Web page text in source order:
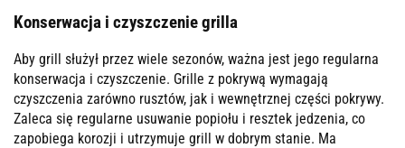
Konserwacja i czyszczenie grilla
Aby grill służył przez wiele sezonów, ważna jest jego regularna
konserwacja i czyszczenie. Grille z pokrywą wymagają
czyszczenia zarówno rusztów, jak i wewnętrznej części pokrywy.
Zaleca się regularne usuwanie popiołu i resztek jedzenia, co
zapobiega korozji i utrzymuje grill w dobrym stanie. Ma